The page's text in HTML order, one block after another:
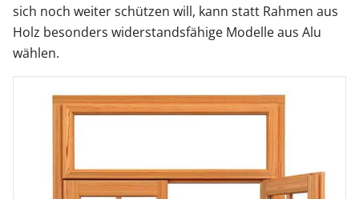
sich noch weiter schützen will, kann statt Rahmen aus
Holz besonders widerstandsfähige Modelle aus Alu
wählen.